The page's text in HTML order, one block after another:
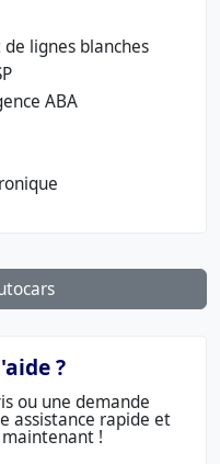
lignes blanches
ABA
?
ou une demande
assistance rapide et
!